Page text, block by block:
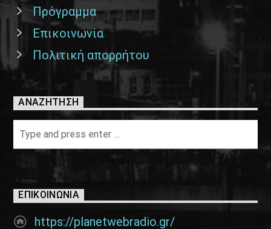
Πρόγραμμα
Επικοινωνία
Πολιτική απορρήτου
ΑΝΑΖΉΤΗΣΗ
ΕΠΙΚΟΙΝΩΝΊΑ
https://planetwebradio.gr/